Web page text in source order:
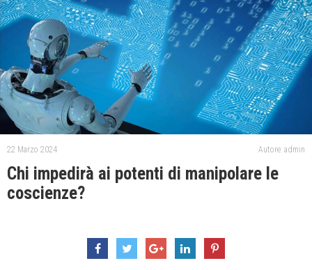
22 Marzo 2024 Autore: admin
Chi impedirà ai potenti di manipolare le
coscienze?